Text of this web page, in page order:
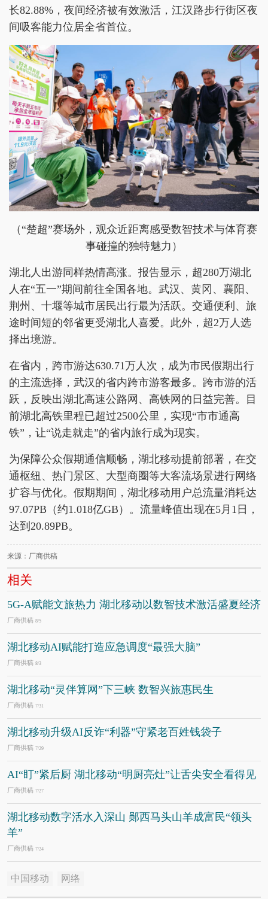
长82.88%，夜间经济被有效激活，江汉路步行街区夜
间吸客能力位居全省首位。
（“楚超”赛场外，观众近距离感受数智技术与体育赛
事碰撞的独特魅力）
湖北人出游同样热情高涨。报告显示，超280万湖北
人在“五一”期间前往全国各地。武汉、黄冈、襄阳、
荆州、十堰等城市居民出行最为活跃。交通便利、旅
途时间短的邻省更受湖北人喜爱。此外，超2万人选
择出境游。
在省内，跨市游达630.71万人次，成为市民假期出行
的主流选择，武汉的省内跨市游客最多。跨市游的活
跃，反映出湖北高速公路网、高铁网的日益完善。目
前湖北高铁里程已超过2500公里，实现“市市通高
铁”，让“说走就走”的省内旅行成为现实。
为保障公众假期通信顺畅，湖北移动提前部署，在交
通枢纽、热门景区、大型商圈等大客流场景进行网络
扩容与优化。假期期间，湖北移动用户总流量消耗达
97.07PB（约‌1.018亿‌GB）。流量峰值出现在5月1日，
达到20.89PB。
来源：厂商供稿
相关
5G-A赋能文旅热力 湖北移动以数智技术激活盛夏经济
厂商供稿 8/5
湖北移动AI赋能打造应急调度“最强大脑”
厂商供稿 8/3
湖北移动“灵伴算网”下三峡 数智兴旅惠民生
厂商供稿 7/31
湖北移动升级AI反诈“利器”守紧老百姓钱袋子
厂商供稿 7/29
AI“盯”紧后厨 湖北移动“明厨亮灶”让舌尖安全看得见
厂商供稿 7/27
湖北移动数字活水入深山 郧西马头山羊成富民“领头
羊”
厂商供稿 7/24
中国移动 网络